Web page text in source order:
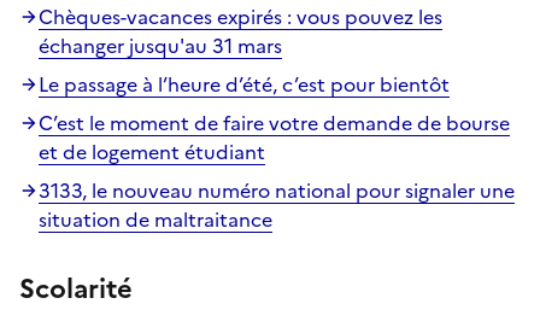
Chèques-vacances expirés : vous pouvez les
échanger jusqu'au 31 mars
Le passage à l’heure d’été, c’est pour bientôt
C’est le moment de faire votre demande de bourse
et de logement étudiant
3133, le nouveau numéro national pour signaler une
situation de maltraitance
Scolarité